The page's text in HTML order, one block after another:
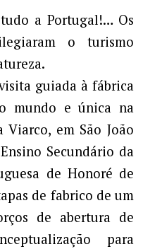
a Portugal!… Os
o turismo
guiada à fábrica
mundo e única na
em São João
Secundário da
de Honoré de
de fabrico de um
de abertura de
para